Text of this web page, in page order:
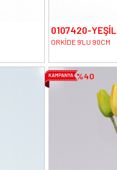
0107420-YEŞİL
ORKİDE 9'LU 90CM
%40